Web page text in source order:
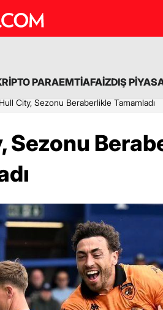
PARAEMTİAFAİZDIŞ
Hull City, Sezonu Beraberlikle Tamamladı
Sezonu